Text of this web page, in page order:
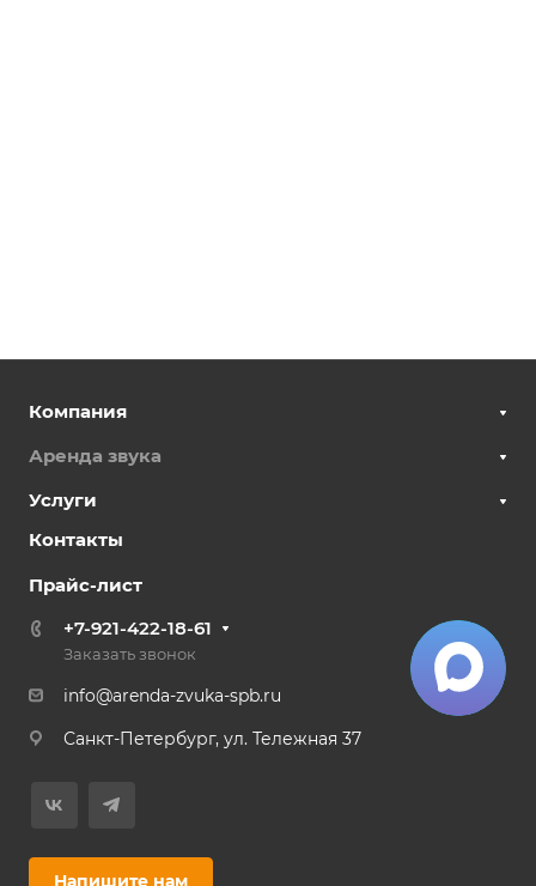
Компания
Аренда звука
Услуги
Контакты
Прайс-лист
+7-921-422-18-61
Заказать звонок
info@arenda-zvuka-spb.ru
Санкт-Петербург, ул. Тележная 37
Напишите нам